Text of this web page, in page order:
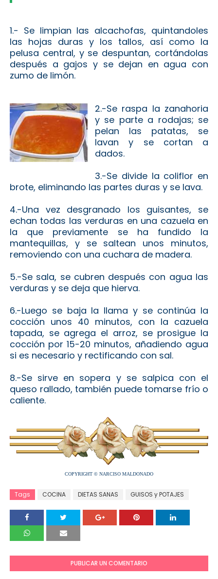
1.- Se limpian las alcachofas, quintandoles
las hojas duras y los tallos, así como la
pelusa central, y se despuntan, cortándolas
después a gajos y se dejan en agua con
zumo de limón.
2.-Se raspa la zanahoria
y se parte a rodajas; se
pelan las patatas, se
lavan y se cortan a
dados.
3.-Se divide la coliflor en
brote, eliminando las partes duras y se lava.
4.-Una vez desgranado los guisantes, se
echan todas las verduras en una cazuela en
la que previamente se ha fundido la
mantequillas, y se saltean unos minutos,
removiendo con una cuchara de madera.
5.-Se sala, se cubren después con agua las
verduras y se deja que hierva.
6.-Luego se baja la llama y se continúa la
cocción unos 40 minutos, con la cazuela
tapada, se agrega el arroz, se prosigue la
cocción por 15-20 minutos, añadiendo agua
si es necesario y rectificando con sal.
8.-Se sirve en sopera y se salpica con el
queso rallado, también puede tomarse frío o
caliente.
COPYRIGHT © NARCISO MALDONADO
Tags COCINA DIETAS SANAS GUISOS y POTAJES
PUBLICAR UN COMENTARIO